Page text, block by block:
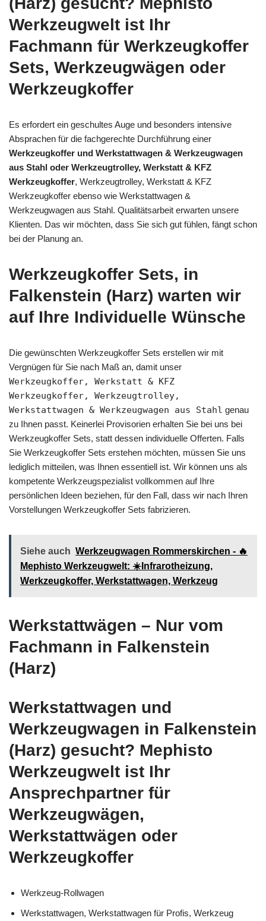
Werkzeugwelt ist Ihr
Fachmann für Werkzeugkoffer
Sets, Werkzeugwägen oder
Werkzeugkoffer
Es erfordert ein geschultes Auge und besonders intensive
Absprachen für die fachgerechte Durchführung einer
Werkzeugkoffer und Werkstattwagen & Werkzeugwagen
aus Stahl oder Werkzeugtrolley, Werkstatt & KFZ
Werkzeugkoffer, Werkzeugtrolley, Werkstatt & KFZ
Werkzeugkoffer ebenso wie Werkstattwagen &
Werkzeugwagen aus Stahl. Qualitätsarbeit erwarten unsere
Klienten. Das wir möchten, dass Sie sich gut fühlen, fängt schon
bei der Planung an.
Werkzeugkoffer Sets, in
Falkenstein (Harz) warten wir
auf Ihre Individuelle Wünsche
Die gewünschten Werkzeugkoffer Sets erstellen wir mit
Vergnügen für Sie nach Maß an, damit unser
Werkzeugkoffer, Werkstatt & KFZ
Werkzeugkoffer, Werkzeugtrolley,
Werkstattwagen & Werkzeugwagen aus Stahl genau
zu Ihnen passt. Keinerlei Provisorien erhalten Sie bei uns bei
Werkzeugkoffer Sets, statt dessen individuelle Offerten. Falls
Sie Werkzeugkoffer Sets erstehen möchten, müssen Sie uns
lediglich mitteilen, was Ihnen essentiell ist. Wir können uns als
kompetente Werkzeugspezialist vollkommen auf Ihre
persönlichen Ideen beziehen, für den Fall, dass wir nach Ihren
Vorstellungen Werkzeugkoffer Sets fabrizieren.
Siehe auch Werkzeugwagen Rommerskirchen - 🔥
Mephisto Werkzeugwelt: ☀️Infrarotheizung,
Werkzeugkoffer, Werkstattwagen, Werkzeug
Werkstattwägen – Nur vom
Fachmann in Falkenstein
(Harz)
Werkstattwagen und
Werkzeugwagen in Falkenstein
(Harz) gesucht? Mephisto
Werkzeugwelt ist Ihr
Ansprechpartner für
Werkzeugwägen,
Werkstattwägen oder
Werkzeugkoffer
Werkzeug-Rollwagen
Werkstattwagen, Werkstattwagen für Profis, Werkzeug